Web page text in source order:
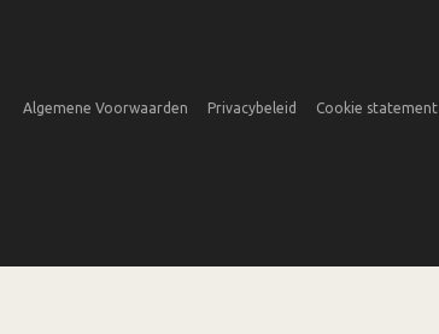
Algemene Voorwaarden Privacybeleid Cookie statement